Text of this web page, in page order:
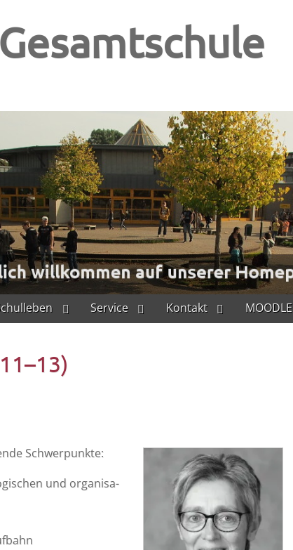
Service Kontakt MOODLE
Schwerpunkte:
und orga­ni­sa­